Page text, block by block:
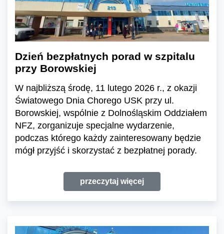
Dzień bezpłatnych porad w szpitalu
przy Borowskiej
W najbliższą środę, 11 lutego 2026 r., z okazji
Światowego Dnia Chorego USK przy ul.
Borowskiej, wspólnie z Dolnośląskim Oddziałem
NFZ, zorganizuje specjalne wydarzenie,
podczas którego każdy zainteresowany będzie
mógł przyjść i skorzystać z bezpłatnej porady.
przeczytaj więcej